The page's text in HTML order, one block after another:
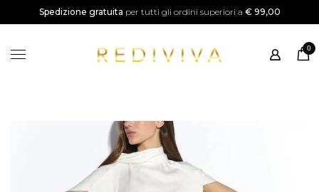
Spedizione gratuita per tutti gli ordini superiori a € 99,00
0
SALDI
Shop